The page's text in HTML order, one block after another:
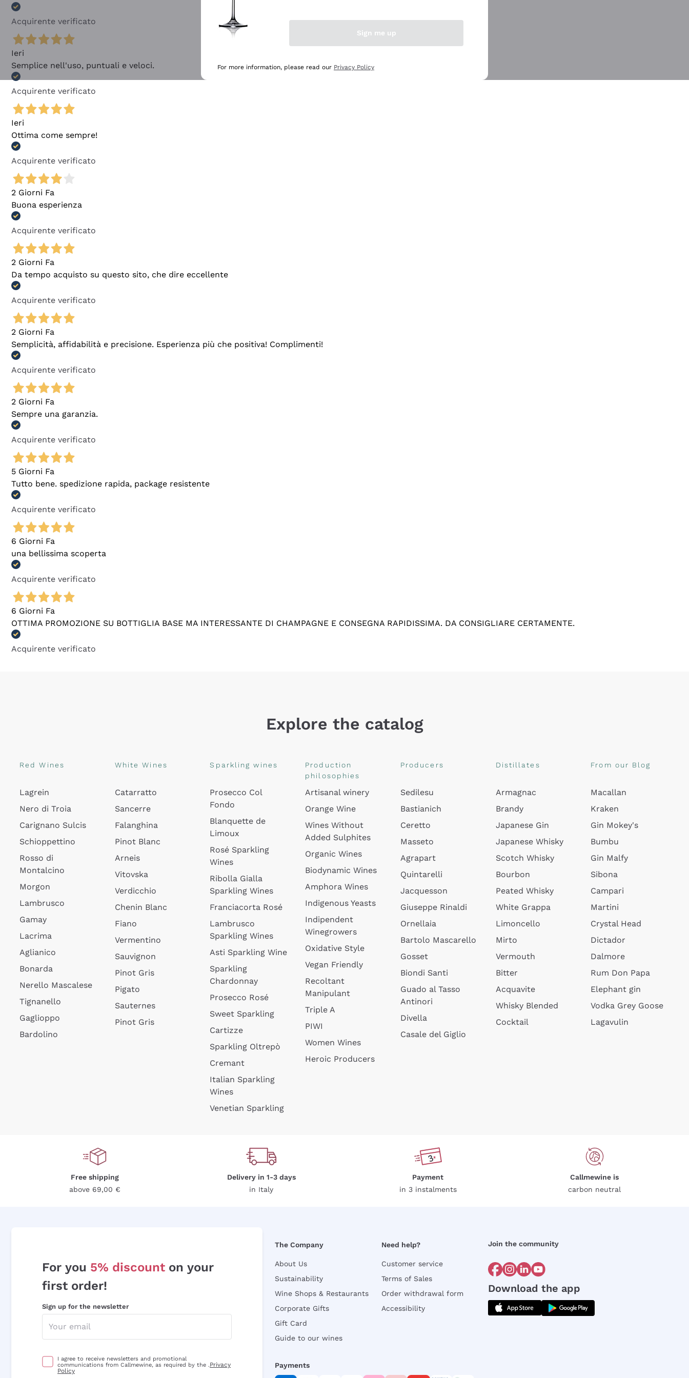
Acquirente verificato
Ieri
Semplice nell'uso, puntuali e veloci.
Acquirente verificato
Ieri
Ottima come sempre!
Acquirente verificato
2 Giorni Fa
Buona esperienza
Acquirente verificato
2 Giorni Fa
Da tempo acquisto su questo sito, che dire eccellente
Acquirente verificato
2 Giorni Fa
Semplicità, affidabilità e precisione. Esperienza più che positiva! Complimenti!
Acquirente verificato
2 Giorni Fa
Sempre una garanzia.
Acquirente verificato
5 Giorni Fa
Tutto bene. spedizione rapida, package resistente
Acquirente verificato
6 Giorni Fa
una bellissima scoperta
Acquirente verificato
6 Giorni Fa
OTTIMA PROMOZIONE SU BOTTIGLIA BASE MA INTERESSANTE DI CHAMPAGNE E CONSEGNA RAPIDISSIMA. DA CONSIGLIARE CERTAMENTE.
Acquirente verificato
Explore the catalog
Red Wines
Lagrein
Nero di Troia
Carignano Sulcis
Schioppettino
Rosso di
Montalcino
Morgon
Lambrusco
Gamay
Lacrima
Aglianico
Bonarda
Nerello Mascalese
Tignanello
Gaglioppo
Bardolino
White Wines
Catarratto
Sancerre
Falanghina
Pinot Blanc
Arneis
Vitovska
Verdicchio
Chenin Blanc
Fiano
Vermentino
Sauvignon
Pinot Gris
Pigato
Sauternes
Pinot Gris
Sparkling wines
Prosecco Col
Fondo
Blanquette de
Limoux
Rosé Sparkling
Wines
Ribolla Gialla
Sparkling Wines
Franciacorta Rosé
Lambrusco
Sparkling Wines
Asti Sparkling Wine
Sparkling
Chardonnay
Prosecco Rosé
Sweet Sparkling
Cartizze
Sparkling Oltrepò
Cremant
Italian Sparkling
Wines
Venetian Sparkling
Production
philosophies
Artisanal winery
Orange Wine
Wines Without
Added Sulphites
Organic Wines
Biodynamic Wines
Amphora Wines
Indigenous Yeasts
Indipendent
Winegrowers
Oxidative Style
Vegan Friendly
Recoltant
Manipulant
Triple A
PIWI
Women Wines
Heroic Producers
Producers
Sedilesu
Bastianich
Ceretto
Masseto
Agrapart
Quintarelli
Jacquesson
Giuseppe Rinaldi
Ornellaia
Bartolo Mascarello
Gosset
Biondi Santi
Guado al Tasso
Antinori
Divella
Casale del Giglio
Distillates
Armagnac
Brandy
Japanese Gin
Japanese Whisky
Scotch Whisky
Bourbon
Peated Whisky
White Grappa
Limoncello
Mirto
Vermouth
Bitter
Acquavite
Whisky Blended
Cocktail
From our Blog
Macallan
Kraken
Gin Mokey's
Bumbu
Gin Malfy
Sibona
Campari
Martini
Crystal Head
Dictador
Dalmore
Rum Don Papa
Elephant gin
Vodka Grey Goose
Lagavulin
Free shipping
above 69,00 €
Delivery in 1-3 days
in Italy
Payment
in 3 instalments
Callmewine is
carbon neutral
For you 5% discount on your
first order!
Sign up for the newsletter
I agree to receive newsletters and promotional
communications from Callmewine, as required by the .Privacy
Policy
The Company
About Us
Sustainability
Wine Shops & Restaurants
Corporate Gifts
Gift Card
Guide to our wines
Need help?
Customer service
Terms of Sales
Order withdrawal form
Accessibility
Join the community
Download the app
Payments
Sign me up
For more information, please read our Privacy Policy